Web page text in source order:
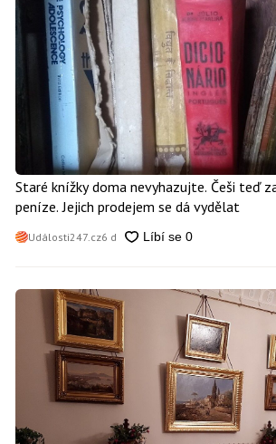
Staré knížky doma nevyhazujte. Češi teď
peníze. Jejich prodejem se dá vydělat
Události247.cz6 d